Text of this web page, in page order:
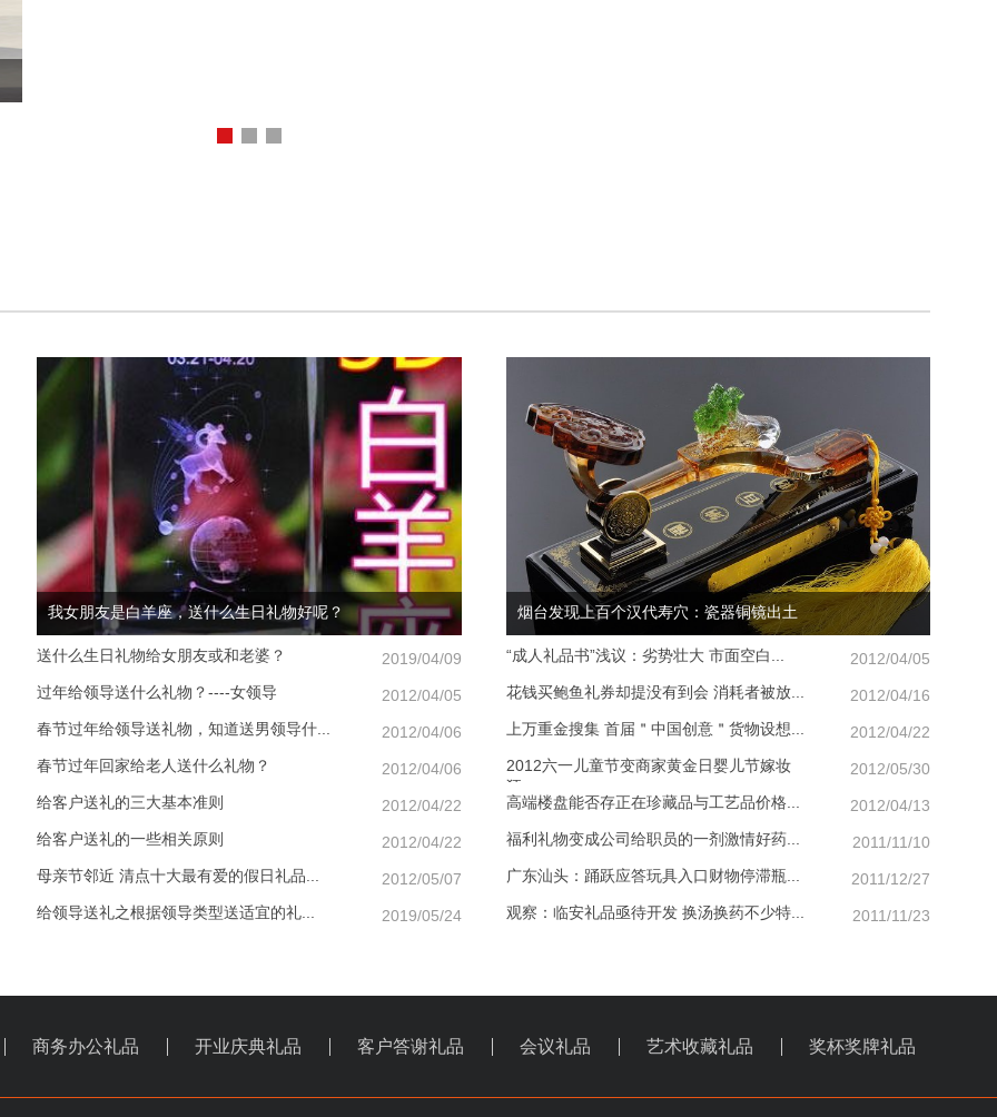
我女朋友是白羊座，送什么生日礼物好呢？
送什么生日礼物给女朋友或和老婆？
2019/04/09
过年给领导送什么礼物？----女领导
2012/04/05
春节过年给领导送礼物，知道送男领导什...
2012/04/06
春节过年回家给老人送什么礼物？
2012/04/06
给客户送礼的三大基本准则
2012/04/22
给客户送礼的一些相关原则
2012/04/22
母亲节邻近 清点十大最有爱的假日礼品...
2012/05/07
给领导送礼之根据领导类型送适宜的礼...
2019/05/24
烟台发现上百个汉代寿穴：瓷器铜镜出土
“成人礼品书”浅议：劣势壮大 市面空白...
2012/04/05
花钱买鲍鱼礼券却提没有到会 消耗者被放...
2012/04/16
上万重金搜集 首届＂中国创意＂货物设想...
2012/04/22
2012六一儿童节变商家黄金日婴儿节嫁妆
狂...
2012/05/30
高端楼盘能否存正在珍藏品与工艺品价格...
2012/04/13
福利礼物变成公司给职员的一剂激情好药...
2011/11/10
广东汕头：踊跃应答玩具入口财物停滞瓶...
2011/12/27
观察：临安礼品亟待开发 换汤换药不少特...
2011/11/23
商务办公礼品 开业庆典礼品 客户答谢礼品 会议礼品 艺术收藏礼品 奖杯奖牌礼品